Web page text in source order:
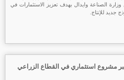
الصناعة وايدال بهدف تعزيز الاستثمارات في
جديد للإنتاج.
مشروع استثماري في القطاع الزراعي